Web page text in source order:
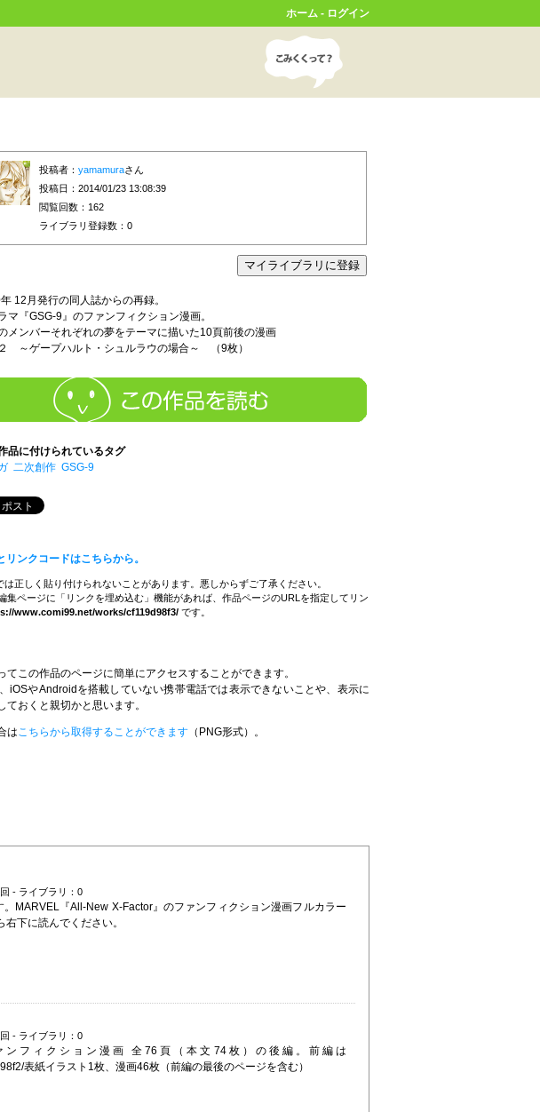
ホーム - ログイン
投稿者： yamamuraさん
投稿日：2014/01/23 13:08:39
閲覧回数：162
ライブラリ登録数： 0
12月発行の同人誌からの再録。
マ『GSG-9』のファンフィクション漫画。
メンバーそれぞれの夢をテーマに描いた10頁前後の漫画
～ゲープハルト・シュルラウの場合～ （9枚）
品に付けられているタグ
二次創作 GSG-9
リンクコードはこちらから。
正しく貼り付けられないことがあります。悪しからずご了承ください。
ページに「リンクを埋め込む」機能があれば、作品ページのURLを指定してリン
www.comi99.net/works/cf119d98f3/ です。
てこの作品のページに簡単にアクセスすることができます。
iOSやAndroidを搭載していない携帯電話では表示できないことや、表示に
おくと親切かと思います。
は こちらから取得することができます （PNG形式）。
- ライブラリ：0
MARVEL『All-New X-Factor』のファンフィクション漫画フルカラー
下に読んでください。
- ライブラリ：0
ンフィクション漫画 全76頁（本文74枚）の後編。前編は
表紙イラスト1枚、漫画46枚（前編の最後のページを含む）